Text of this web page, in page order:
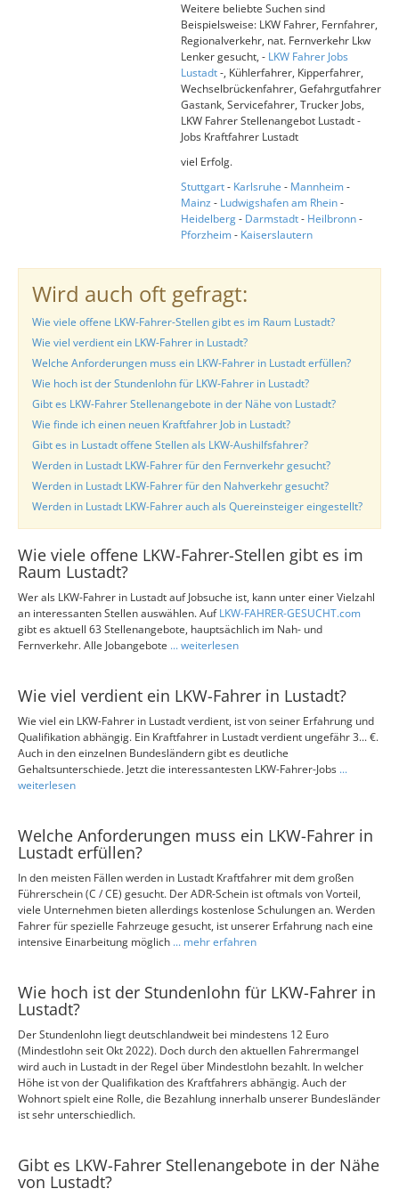
Weitere beliebte Suchen sind
Beispielsweise: LKW Fahrer, Fernfahrer,
Regionalverkehr, nat. Fernverkehr Lkw
Lenker gesucht, - LKW Fahrer Jobs
Lustadt-, Kühlerfahrer, Kipperfahrer,
Wechselbrückenfahrer, Gefahrgutfahrer
Gastank, Servicefahrer, Trucker Jobs,
LKW Fahrer Stellenangebot Lustadt -
Jobs Kraftfahrer Lustadt
viel Erfolg.
Stuttgart- Karlsruhe - Mannheim-
Mainz - Ludwigshafen am Rhein-
Heidelberg- Darmstadt- Heilbronn-
Pforzheim- Kaiserslautern
Wird auch oft gefragt:
Wie viele offene LKW-Fahrer-Stellen gibt es im Raum Lustadt?
Wie viel verdient ein LKW-Fahrer in Lustadt?
Welche Anforderungen muss ein LKW-Fahrer in Lustadt erfüllen?
Wie hoch ist der Stundenlohn für LKW-Fahrer in Lustadt?
Gibt es LKW-Fahrer Stellenangebote in der Nähe von Lustadt?
Wie finde ich einen neuen Kraftfahrer Job in Lustadt?
Gibt es in Lustadt offene Stellen als LKW-Aushilfsfahrer?
Werden in Lustadt LKW-Fahrer für den Fernverkehr gesucht?
Werden in Lustadt LKW-Fahrer für den Nahverkehr gesucht?
Werden in Lustadt LKW-Fahrer auch als Quereinsteiger eingestellt?
Wie viele offene LKW-Fahrer-Stellen gibt es im
Raum Lustadt?
Wer als LKW-Fahrer in Lustadt auf Jobsuche ist, kann unter einer Vielzahl
an interessanten Stellen auswählen. AufLKW-FAHRER-GESUCHT.com
gibt es aktuell 63 Stellenangebote, hauptsächlich im Nah- und
Fernverkehr. Alle Jobangebote ... weiterlesen
Wie viel verdient ein LKW-Fahrer in Lustadt?
Wie viel ein LKW-Fahrer in Lustadt verdient, ist von seiner Erfahrung und
Qualifikation abhängig. Ein Kraftfahrer in Lustadt verdient ungefähr 3... €.
Auch in den einzelnen Bundesländern gibt es deutliche
Gehaltsunterschiede. Jetzt die interessantesten LKW-Fahrer-Jobs ...
weiterlesen
Welche Anforderungen muss ein LKW-Fahrer in
Lustadt erfüllen?
In den meisten Fällen werden in Lustadt Kraftfahrer mit dem großen
Führerschein (C / CE) gesucht. Der ADR-Schein ist oftmals von Vorteil,
viele Unternehmen bieten allerdings kostenlose Schulungen an. Werden
Fahrer für spezielle Fahrzeuge gesucht, ist unserer Erfahrung nach eine
intensive Einarbeitung möglich ... mehr erfahren
Wie hoch ist der Stundenlohn für LKW-Fahrer in
Lustadt?
Der Stundenlohn liegt deutschlandweit bei mindestens 12 Euro
(Mindestlohn seit Okt 2022). Doch durch den aktuellen Fahrermangel
wird auch in Lustadt in der Regel über Mindestlohn bezahlt. In welcher
Höhe ist von der Qualifikation des Kraftfahrers abhängig. Auch der
Wohnort spielt eine Rolle, die Bezahlung innerhalb unserer Bundesländer
ist sehr unterschiedlich.
Gibt es LKW-Fahrer Stellenangebote in der Nähe
von Lustadt?